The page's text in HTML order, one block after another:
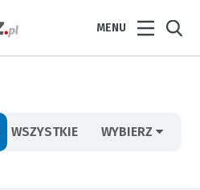
MENU
WSZYSTKIE WYBIERZ